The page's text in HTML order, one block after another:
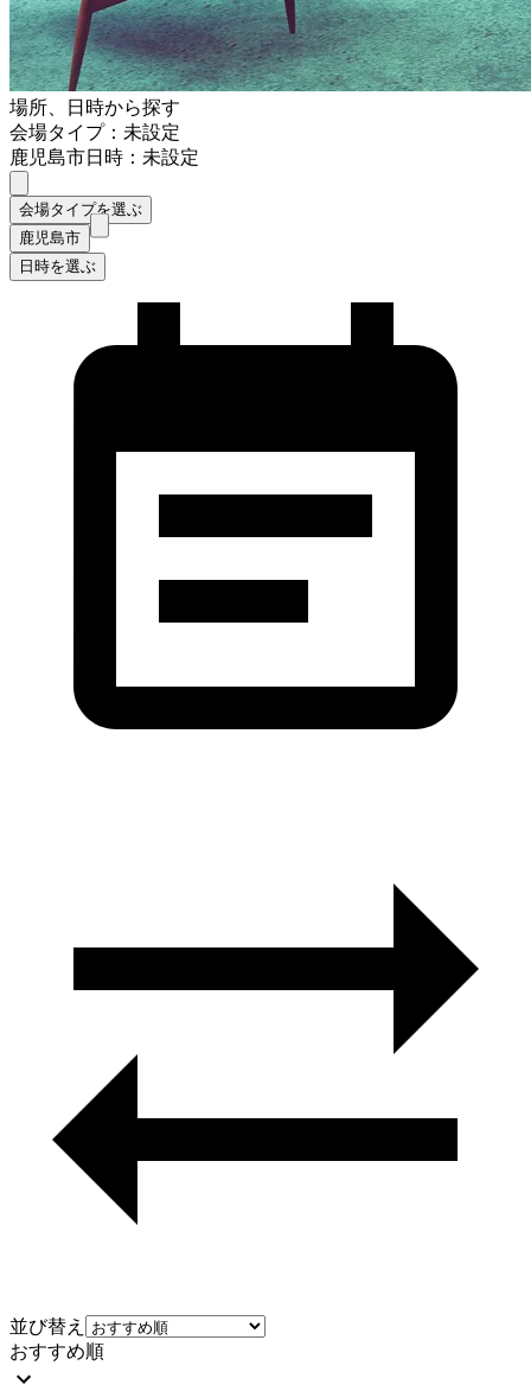
場所、日時から探す
会場タイプ：未設定
鹿児島市日時：未設定
会場タイプを選ぶ
鹿児島市
日時を選ぶ
並び替え
おすすめ順